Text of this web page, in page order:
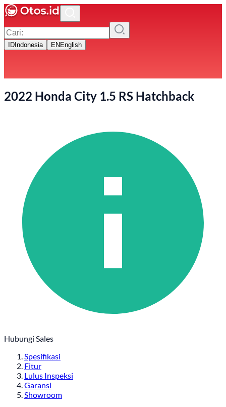
ID Indonesia EN English
2022 Honda City 1.5 RS Hatchback
Hubungi Sales
Spesifikasi
Fitur
Lulus Inspeksi
Garansi
Showroom